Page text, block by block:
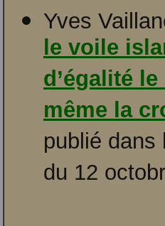
Yves
le voile
d’égalité
même la
publié
du 12